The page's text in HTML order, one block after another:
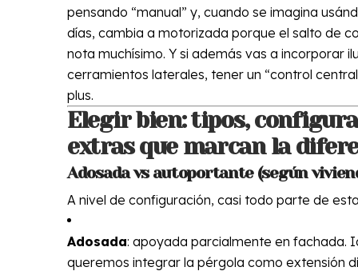
pensando “manual” y, cuando se imagina
días, cambia a motorizada porque el salto de
nota muchísimo. Y si además vas a incorporar
cerramientos laterales, tener un “control
plus.
Elegir bien: tipos,
extras que marcan la
Adosada vs autoportante (según
A nivel de configuración, casi todo parte de
Adosada: apoyada parcialmente en fachada.
queremos integrar la pérgola como extensión